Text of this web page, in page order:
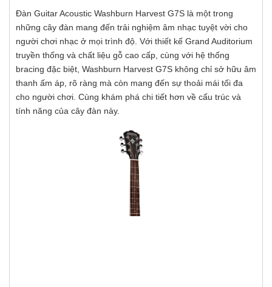
Đàn Guitar Acoustic Washburn Harvest G7S là một trong
những cây đàn mang đến trải nghiệm âm nhạc tuyệt vời cho
người chơi nhạc ở mọi trình độ. Với thiết kế Grand Auditorium
truyền thống và chất liệu gỗ cao cấp, cùng với hệ thống
bracing đặc biệt, Washburn Harvest G7S không chỉ sở hữu âm
thanh ấm áp, rõ ràng mà còn mang đến sự thoải mái tối đa
cho người chơi. Cùng khám phá chi tiết hơn về cấu trúc và
tính năng của cây đàn này.